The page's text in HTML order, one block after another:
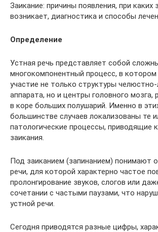
Заикание: причины появления, при каких
возникает, диагностика и способы
Определение
Устная речь представляет собой
многокомпонентный процесс, в
участие не только структуры челюстно-
аппарата, но и центры головного мозга,
в коре больших полушарий. Именно в
большинстве случаев локализованы те
патологические процессы, приводящие
заикания.
Под заиканием (запинанием) понимают
речи, для которой характерно частое
пролонгирование звуков, слогов или
сочетании с частыми паузами, что
устной речи.
Сегодня приводятся разные цифры,